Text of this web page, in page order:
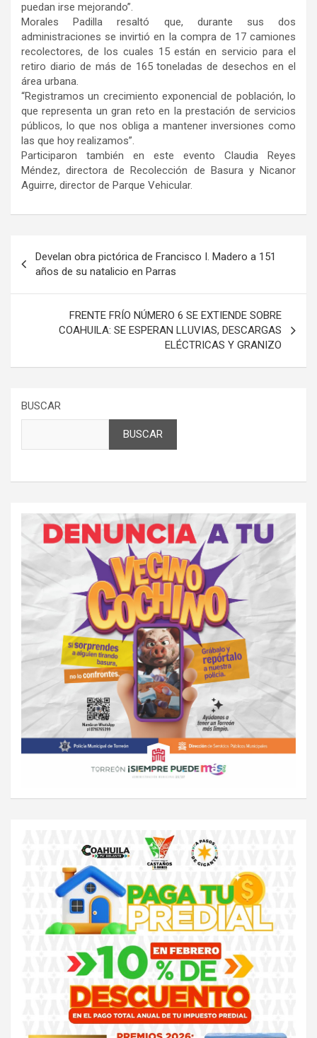
puedan irse mejorando”.
Morales Padilla resaltó que, durante sus dos
administraciones se invirtió en la compra de 17 camiones
recolectores, de los cuales 15 están en servicio para el
retiro diario de más de 165 toneladas de desechos en el
área urbana.
“Registramos un crecimiento exponencial de población, lo
que representa un gran reto en la prestación de servicios
públicos, lo que nos obliga a mantener inversiones como
las que hoy realizamos”.
Participaron también en este evento Claudia Reyes
Méndez, directora de Recolección de Basura y Nicanor
Aguirre, director de Parque Vehicular.
de
entradas
Develan obra pictórica de Francisco I. Madero a 151
años de su natalicio en Parras
FRENTE FRÍO NÚMERO 6 SE EXTIENDE SOBRE
COAHUILA: SE ESPERAN LLUVIAS, DESCARGAS
ELÉCTRICAS Y GRANIZO
BUSCAR
BUSCAR